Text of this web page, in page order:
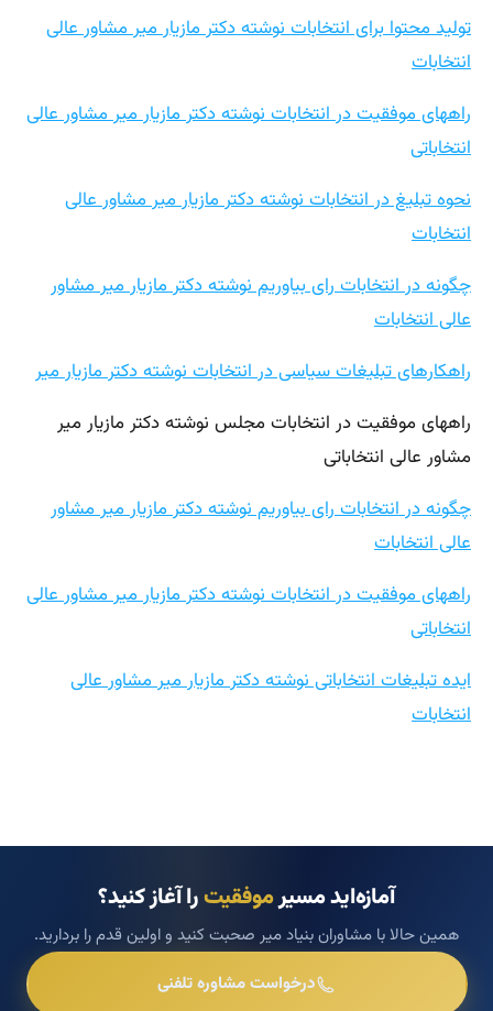
تولید محتوا برای انتخابات نوشته دکتر مازیار میر مشاور عالی
انتخابات
راههای موفقیت در انتخابات نوشته دکتر مازیار میر مشاور عالی
انتخاباتی
نحوه تبلیغ در انتخابات نوشته دکتر مازیار میر مشاور عالی
انتخابات
چگونه در انتخابات رای بیاوریم نوشته دکتر مازیار میر مشاور
عالی انتخابات
راهکارهای تبلیغات سیاسی در انتخابات نوشته دکتر مازیار میر
راههای موفقیت در انتخابات مجلس نوشته دکتر مازیار میر
مشاور عالی انتخاباتی
چگونه در انتخابات رای بیاوریم نوشته دکتر مازیار میر مشاور
عالی انتخابات
راههای موفقیت در انتخابات نوشته دکتر مازیار میر مشاور عالی
انتخاباتی
ایده تبلیغات انتخاباتی نوشته دکتر مازیار میر مشاور عالی
انتخابات
آمازه‌اید مسیرموفقیترا آغاز کنید؟
همین حالا با مشاوران بنیاد میر صحبت کنید و اولین قدم را بردارید.
درخواست مشاوره تلفنی